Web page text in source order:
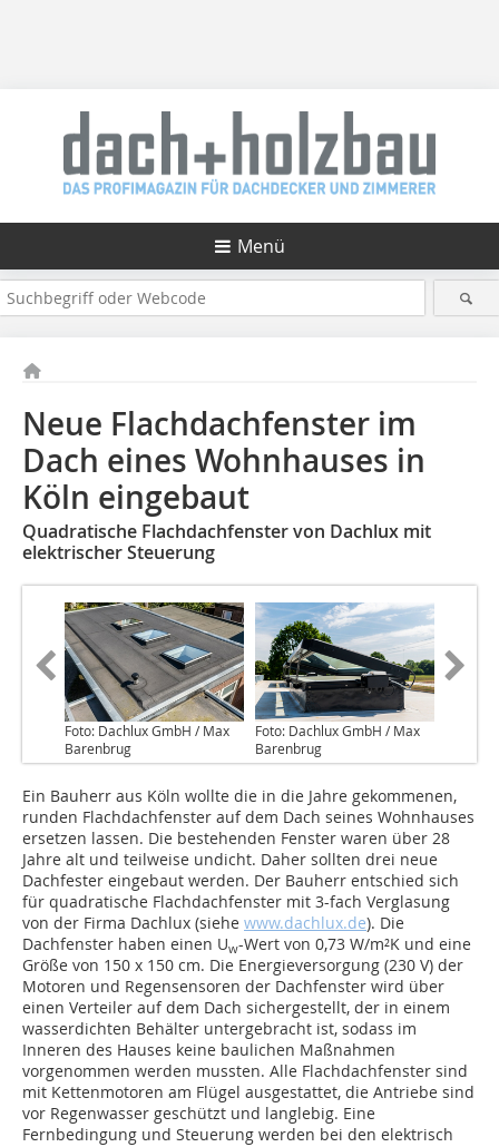
Menü
Neue Flachdachfenster im
Dach eines Wohnhauses in
Köln eingebaut
Quadratische Flachdachfenster von Dachlux mit
elektrischer Steuerung
Foto: Dachlux GmbH / Max
Barenbrug
Foto: Dachlux GmbH / Max
Barenbrug
Ein Bauherr aus Köln wollte die in die Jahre gekommenen,
runden Flachdachfenster auf dem Dach seines Wohnhauses
ersetzen lassen. Die bestehenden Fenster waren über 28
Jahre alt und teilweise undicht. Daher sollten drei neue
Dachfester eingebaut werden. Der Bauherr entschied sich
für quadratische Flachdachfenster mit 3-fach Verglasung
von der Firma Dachlux (siehe www.dachlux.de). Die
Dachfenster haben einen Uw-Wert von 0,73 W/m²K und eine
Größe von 150 x 150 cm. Die Energieversorgung (230 V) der
Motoren und Regensensoren der Dachfenster wird über
einen Verteiler auf dem Dach sichergestellt, der in einem
wasserdichten Behälter untergebracht ist, sodass im
Inneren des Hauses keine baulichen Maßnahmen
vorgenommen werden mussten. Alle Flachdachfenster sind
mit Kettenmotoren am Flügel ausgestattet, die Antriebe sind
vor Regenwasser geschützt und langlebig. Eine
Fernbedingung und Steuerung werden bei den elektrisch